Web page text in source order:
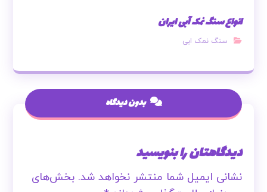
انواع سنگ نمک آبی ایران
سنگ نمک ابی
بدون دیدگاه
دیدگاهتان را بنویسید
نشانی ایمیل شما منتشر نخواهد شد. بخش‌های